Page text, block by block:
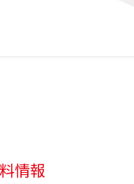
情報